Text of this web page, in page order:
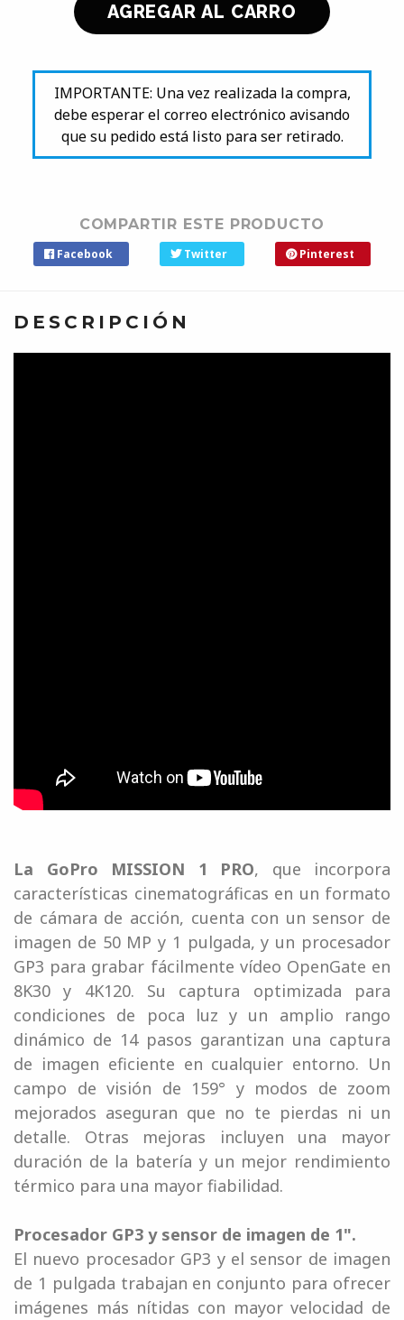
IMPORTANTE: Una vez realizada la compra,
debe esperar el correo electrónico avisando
que su pedido está listo para ser retirado.
COMPARTIR ESTE PRODUCTO
Facebook Twitter Pinterest
DESCRIPCIÓN
La GoPro MISSION 1 PRO, que incorpora
características cinematográficas en un formato
de cámara de acción, cuenta con un sensor de
imagen de 50 MP y 1 pulgada, y un procesador
GP3 para grabar fácilmente vídeo OpenGate en
8K30 y 4K120. Su captura optimizada para
condiciones de poca luz y un amplio rango
dinámico de 14 pasos garantizan una captura
de imagen eficiente en cualquier entorno. Un
campo de visión de 159° y modos de zoom
mejorados aseguran que no te pierdas ni un
detalle. Otras mejoras incluyen una mayor
duración de la batería y un mejor rendimiento
térmico para una mayor fiabilidad.
Procesador GP3 y sensor de imagen de 1".
El nuevo procesador GP3 y el sensor de imagen
de 1 pulgada trabajan en conjunto para ofrecer
imágenes más nítidas con mayor velocidad de